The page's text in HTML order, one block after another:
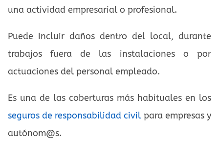
una actividad empresarial o profesional.
Puede incluir daños dentro del local, durante
trabajos fuera de las instalaciones o por
actuaciones del personal empleado.
Es una de las coberturas más habituales en los
seguros de responsabilidad civil para empresas y
autónom@s.